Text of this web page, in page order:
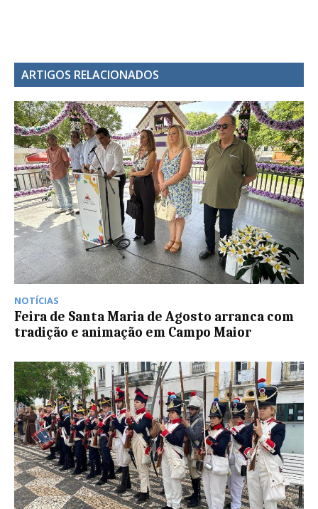
ARTIGOS RELACIONADOS
NOTÍCIAS
Feira de Santa Maria de Agosto arranca com
tradição e animação em Campo Maior